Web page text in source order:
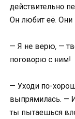
действительно
Он любит её. Они
— Я не верю, —
поговорю с ним!
— Уходи по-
выпрямилась. —
ты пытаешься